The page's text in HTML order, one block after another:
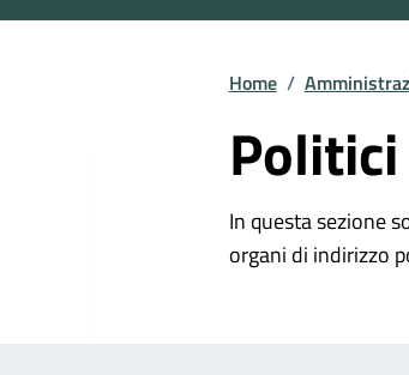
Home /
Politici
In questa sezione
organi di indirizzo